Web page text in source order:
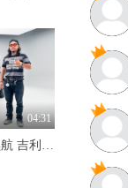
04:31
4.2秒破百+超2100km续航 吉利银河战舰700硬派SUV实力出圈